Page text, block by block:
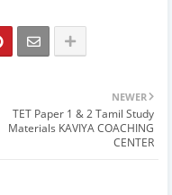
NEWER
TET Paper 1 & 2 Tamil Study
Materials KAVIYA COACHING
CENTER